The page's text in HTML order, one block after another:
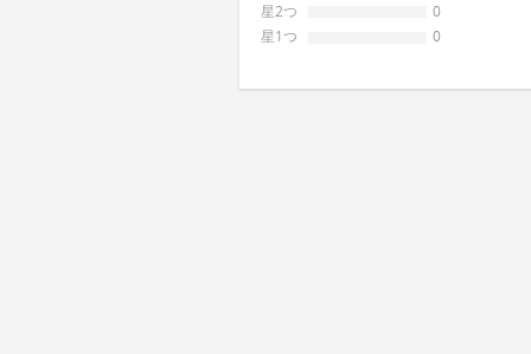
星2つ
0
星1つ
0